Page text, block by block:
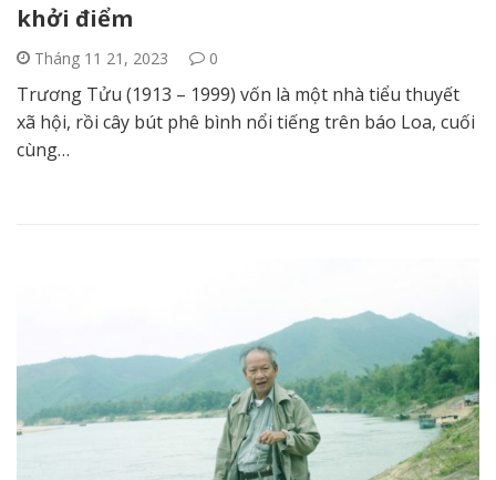
khởi điểm
Tháng 11 21, 2023 0
Trương Tửu (1913 – 1999) vốn là một nhà tiểu thuyết
xã hội, rồi cây bút phê bình nổi tiếng trên báo Loa, cuối
cùng…